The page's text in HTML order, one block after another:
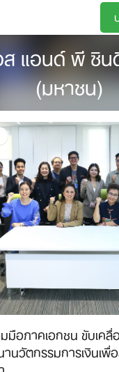
แอนด์ พี ซิน
(มหาชน)
มือภาคเอกชน ขับเคลื่
นวัตกรรมการเงินเพื่